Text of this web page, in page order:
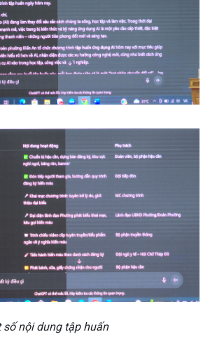
số nội dung tập huấn